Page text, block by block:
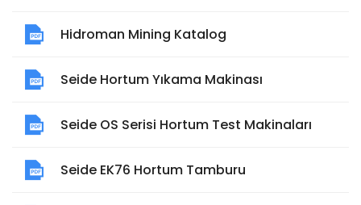
Hidroman Mining Katalog
Seide Hortum Yıkama Makinası
Seide OS Serisi Hortum Test Makinaları
Seide EK76 Hortum Tamburu